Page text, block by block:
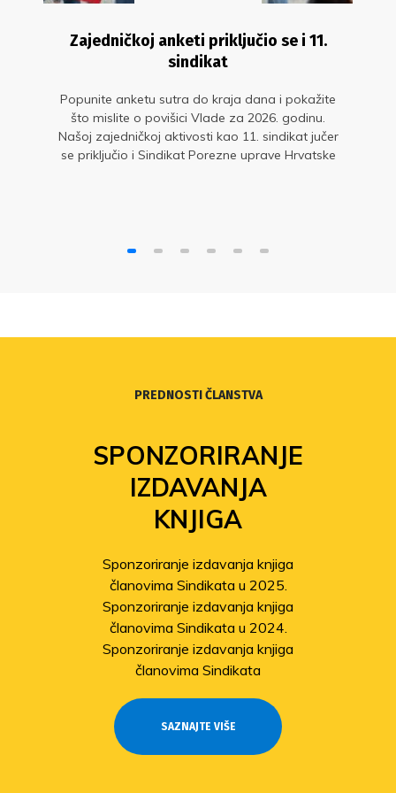
Zajedničkoj anketi priključio se i 11.
sindikat
Popunite anketu sutra do kraja dana i pokažite
što mislite o povišici Vlade za 2026. godinu.
Našoj zajedničkoj aktivosti kao 11. sindikat jučer
se priključio i Sindikat Porezne uprave Hrvatske
PREDNOSTI ČLANSTVA
SPONZORIRANJE
IZDAVANJA
KNJIGA
Sponzoriranje izdavanja knjiga
članovima Sindikata u 2025.
Sponzoriranje izdavanja knjiga
članovima Sindikata u 2024.
Sponzoriranje izdavanja knjiga
članovima Sindikata
SAZNAJTE VIŠE